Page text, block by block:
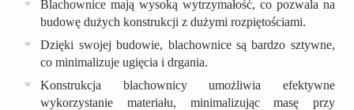
Blachownice mają wysoką wytrzymałość, co pozwala na
budowę dużych konstrukcji z dużymi rozpiętościami.
Dzięki swojej budowie, blachownice są bardzo sztywne,
co minimalizuje ugięcia i drgania.
Konstrukcja blachownicy umożliwia efektywne
wykorzystanie materiału, minimalizując masę przy